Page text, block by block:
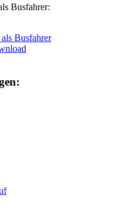
Busfahrer:
Busfahrer